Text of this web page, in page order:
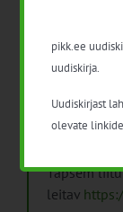
Pikk.ee
Täpsem
leitav
pikk.ee
uudiskirja.
Uudiskirjast
olevate